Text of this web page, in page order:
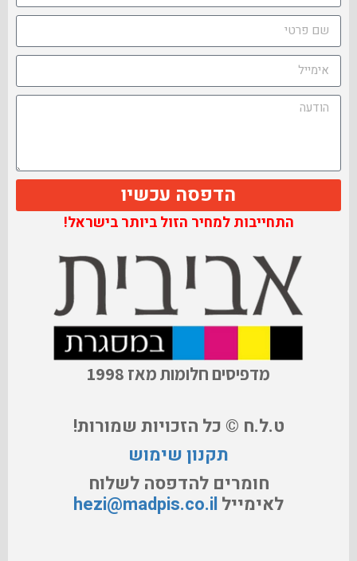
הדפסה עכשיו
התחייבות למחיר הזול ביותר בישראל!
מדפיסים חלומות מאז 1998
ט.ל.ח © כל הזכויות שמורות!
תקנון שימוש
חומרים להדפסה לשלוח
לאימיילhezi@madpis.co.il